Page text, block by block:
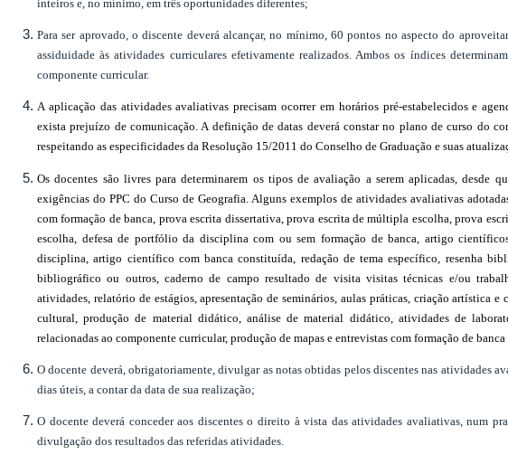
inteiros e, no mínimo, em três oportunidades diferentes;
Para ser aprovado, o discente deverá alcançar, no mínimo, 60 pontos no aspecto do
assiduidade às atividades curriculares efetivamente realizados. Ambos os índices
componente curricular.
A aplicação das atividades avaliativas precisam ocorrer em horários pré-estabelecidos e
exista prejuízo de comunicação. A definição de datas deverá constar no plano de curso do
respeitando as especificidades da Resolução 15/2011 do Conselho de Graduação e suas
Os docentes são livres para determinarem os tipos de avaliação a serem aplicadas, desde
exigências do PPC do Curso de Geografia. Alguns exemplos de atividades avaliativas
com formação de banca, prova escrita dissertativa, prova escrita de múltipla escolha, prova
escolha, defesa de portfólio da disciplina com ou sem formação de banca, artigo
disciplina, artigo científico com banca constituída, redação de tema específico, resenha
bibliográfico ou outros, caderno de campo resultado de visita visitas técnicas e/ou
atividades, relatório de estágios, apresentação de seminários, aulas práticas, criação artística
cultural, produção de material didático, análise de material didático, atividades de
relacionadas ao componente curricular, produção de mapas e entrevistas com formação de
O docente deverá, obrigatoriamente, divulgar as notas obtidas pelos discentes nas atividades
dias úteis, a contar da data de sua realização;
O docente deverá conceder aos discentes o direito à vista das atividades avaliativas, num
divulgação dos resultados das referidas atividades.